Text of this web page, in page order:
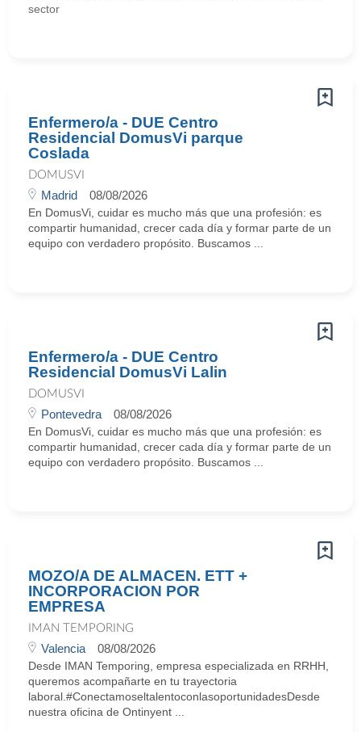
sector
Enfermero/a - DUE Centro
Residencial DomusVi parque
Coslada
DOMUSVI
Madrid 08/08/2026
En DomusVi, cuidar es mucho más que una profesión: es
compartir humanidad, crecer cada día y formar parte de un
equipo con verdadero propósito. Buscamos ...
Enfermero/a - DUE Centro
Residencial DomusVi Lalin
DOMUSVI
Pontevedra 08/08/2026
En DomusVi, cuidar es mucho más que una profesión: es
compartir humanidad, crecer cada día y formar parte de un
equipo con verdadero propósito. Buscamos ...
MOZO/A DE ALMACEN. ETT +
INCORPORACION POR
EMPRESA
IMAN TEMPORING
Valencia 08/08/2026
Desde IMAN Temporing, empresa especializada en RRHH,
queremos acompañarte en tu trayectoria
laboral.#ConectamoseltalentoconlasoportunidadesDesde
nuestra oficina de Ontinyent ...